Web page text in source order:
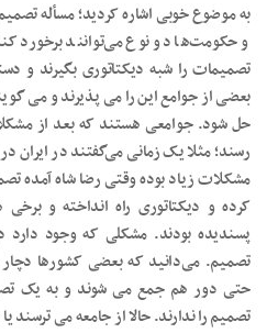
به موضوع خوبی اشاره کردید؛ مسأله
و حکومت‌ها دو نوع می‌توانند برخورد
تصمیمات را شبه دیکتاتوری بگیرند و
بعضی از جوامع این را می پذیرند و می
حل شود. جوامعی هستند که بعد از
رسند؛ مثلا یک زمانی می‌گفتند در ایران
مشکلات زیاد بوده وقتی رضا شاه آمده
کرده و دیکتاتوری راه انداخته و
پسندیده بودند. مشکلی که وجود
تصمیم. می‌دانید که بعضی کشورها
حتی دور هم جمع می شوند و به یک
تصمیم را ندارند. حالا از جامعه می ترسند